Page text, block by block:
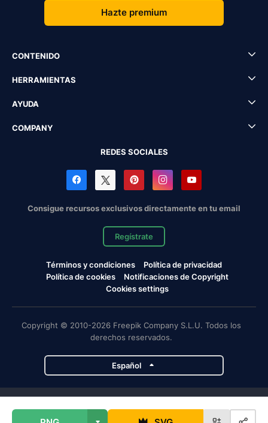
Hazte premium
CONTENIDO
HERRAMIENTAS
AYUDA
COMPANY
REDES SOCIALES
Consigue recursos exclusivos directamente en tu email
Regístrate
Términos y condiciones
Política de privacidad
Política de cookies
Notificaciones de Copyright
Cookies settings
Copyright © 2010-2026 Freepik Company S.L.U. Todos los
derechos reservados.
Español